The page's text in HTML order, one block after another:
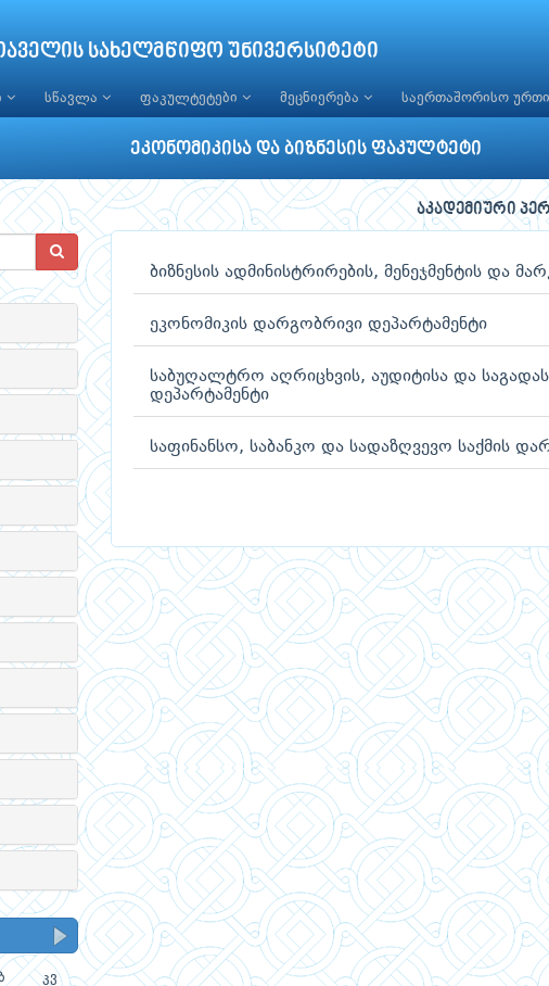
სახელმწიფო უნივერსიტეტი
სწავლა ფაკულტეტები მეცნიერება საერთაშორისო
ეკონომიკისა და ბიზნესის ფაკულტეტი
კვ
აკადემიური
ბიზნესის ადმინისტრირების, მენეჯმენტის და
ეკონომიკის დარგობრივი დეპარტამენტი
საბუღალტრო აღრიცხვის, აუდიტისა და
დეპარტამენტი
საფინანსო, საბანკო და სადაზღვევო საქმის